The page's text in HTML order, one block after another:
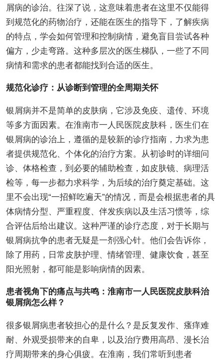
屑病的诊治。往深了说，这意味着患者在这里不仅能得
到规范化的药物治疗，还能在医生的指导下，了解疾病
的特点，学会如何管理和控制病情，避免盲目尝试各种
偏方，少走弯路。这种多层次的医生梯队，一些了不同
病情和需求的患者都能找到合适的医生。
规范化诊疗：从诊断到管理的全周期关怀
银屑病并不是简单的皮肤病，它涉及免疫、遗传、环境
等多方面因素。在淮南市一人民医院皮肤科，医生们在
银屑病的诊治上，遵循的是较新的诊疗指南，力求为患
者提供规范化、个体化的治疗方案。从初诊时的详细问
诊、体格检查，到必要的辅助检查，如皮肤镜、病理活
检等，每一步都力求科学，为后续的治疗奠定基础。这
里不会出现“一招鲜吃遍天”的情况，而是会根据患者的具
体病情分型、严重程度、伴发疾病以及生活习惯等，综
合评估后给出建议。这种严谨的诊疗态度，对于长期与
银屑病抗争的患者无疑是一剂强心针。他们会告诉你，
除了用药，日常皮肤护理、情绪管理、健康饮食，甚至
阳光照射，都可能是影响病情的因素。
患者视角下的痛点与共鸣：淮南市一人民医院皮肤科治
银屑病怎么样？
很多银屑病患者较担心的是什么？是反复发作、瘙痒难
耐、外观受损带来的自卑，以及治疗费用高昂、漫长治
疗周期带来的身心俱疲。在淮南，我们常听到患者